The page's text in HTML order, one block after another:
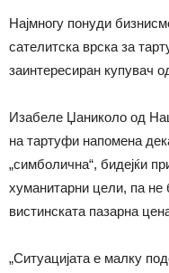
Најмногу понуди
сателитска врска за
заинтересиран купувач
Изабеле Џаниколо од
на тартуфи напомена
„симболична“, бидејќи
хуманитарни цели, па не
вистинската пазарна
„Ситуацијата е малку